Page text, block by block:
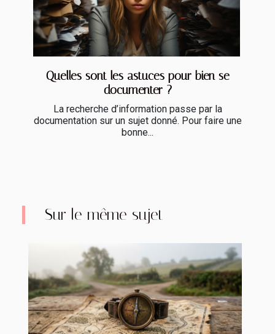
Quelles sont les astuces pour bien se
documenter ?
La recherche d’information passe par la
documentation sur un sujet donné. Pour faire une
bonne...
Sur le même sujet